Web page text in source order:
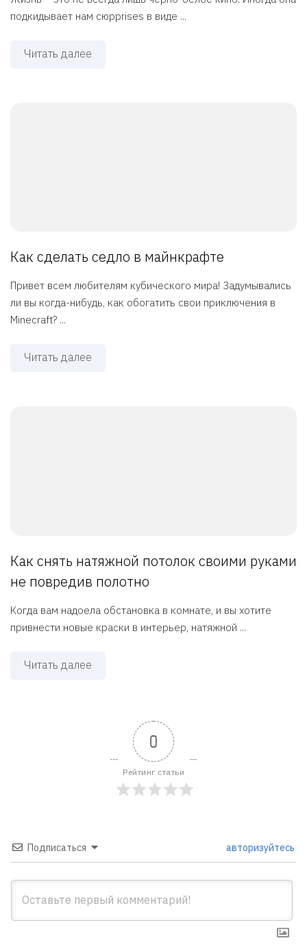
подкидывает нам сюрprises в виде ...
Читать далее
Как сделать седло в майнкрафте
Привет всем любителям кубического мира! Задумывались
ли вы когда-нибудь, как обогатить свои приключения в
Minecraft? ...
Читать далее
Как снять натяжной потолок своими руками
не повредив полотно
Когда вам надоела обстановка в комнате, и вы хотите
привнести новые краски в интерьер, натяжной ...
Читать далее
0
Рейтинг статьи
Подписаться авторизуйтесь